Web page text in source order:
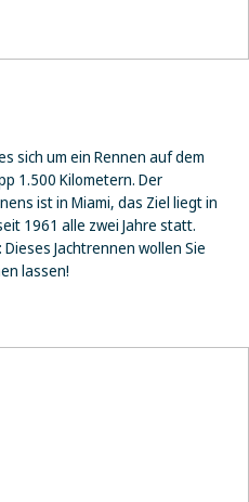
sich um ein Rennen auf dem
1.500 Kilometern. Der
ist in Miami, das Ziel liegt in
1961 alle zwei Jahre statt.
Jachtrennen wollen Sie
lassen!